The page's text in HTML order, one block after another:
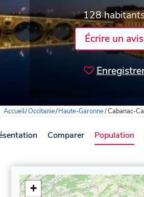
128
Écrire un avis
Accueil/Occitanie/Haute-Garonne/Cabanac-
Comparer Population
+